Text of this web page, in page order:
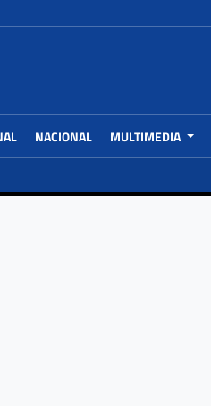
NACIONAL MULTIMEDIA